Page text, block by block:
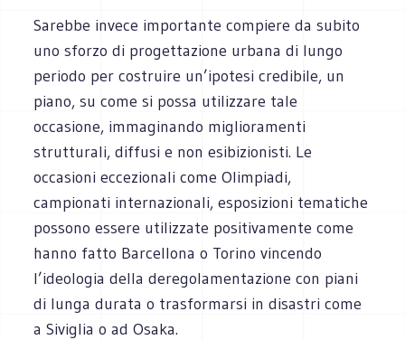
Sarebbe invece importante compiere da subito
uno sforzo di progettazione urbana di lungo
periodo per costruire un’ipotesi credibile, un
piano, su come si possa utilizzare tale
occasione, immaginando miglioramenti
strutturali, diffusi e non esibizionisti. Le
occasioni eccezionali come Olimpiadi,
campionati internazionali, esposizioni tematiche
possono essere utilizzate positivamente come
hanno fatto Barcellona o Torino vincendo
l’ideologia della deregolamentazione con piani
di lunga durata o trasformarsi in disastri come
a Siviglia o ad Osaka.